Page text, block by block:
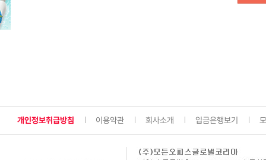
개인정보취급방침 이용약관 회사소개 입금은행보기